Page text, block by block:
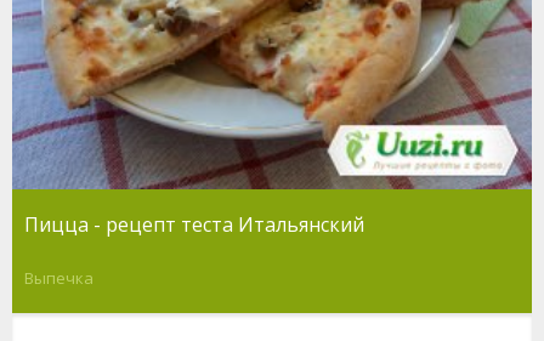
Пицца - рецепт теста Итальянский
Выпечка